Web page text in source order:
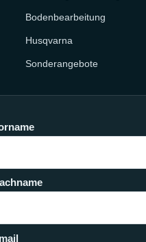
Bodenbearbeitung
Husqvarna
Sonderangebote